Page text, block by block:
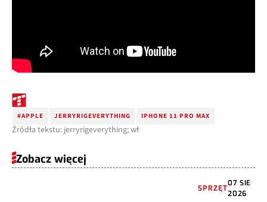
#APPLE JERRYRIGEVERYTHING IPHONE 11 PRO MAX
Źródła tekstu: jerryrigeverything; wł
Zobacz więcej
SPRZĘT
07 SIE
2026